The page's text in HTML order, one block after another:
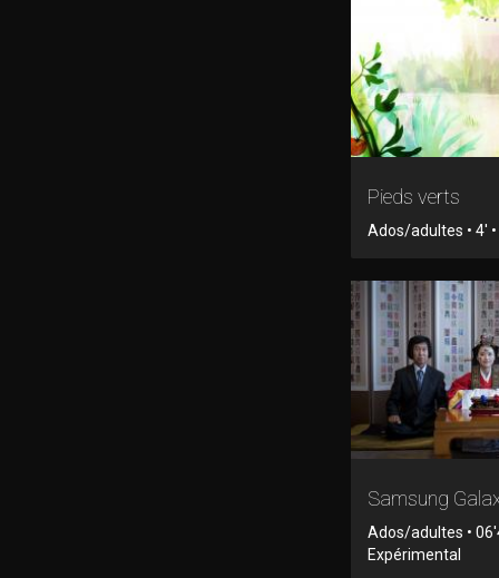
Pieds verts
Ados/adultes • 4'
Samsung
Ados/adultes •
Expérimental